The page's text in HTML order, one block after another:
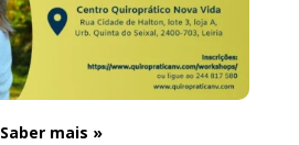
Saber mais »